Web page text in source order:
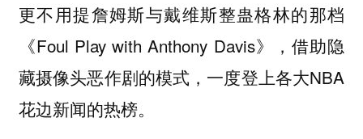
更不用提詹姆斯与戴维斯整蛊格林的那档
《Foul Play with Anthony Davis》，借助隐
藏摄像头恶作剧的模式，一度登上各大NBA
花边新闻的热榜。